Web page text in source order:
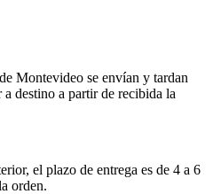
Montevideo se envían y tardan
destino a partir de recibida la
el plazo de entrega es de 4 a 6
orden.